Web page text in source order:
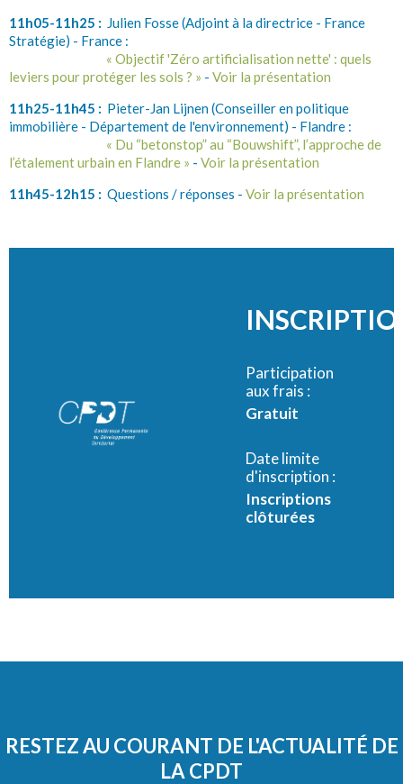
11h05-11h25 : Julien Fosse (Adjoint à la directrice - France
Stratégie) - France :
« Objectif 'Zéro artificialisation nette' : quels
leviers pour protéger les sols ? » - Voir la présentation
11h25-11h45 : Pieter-Jan Lijnen (Conseiller en politique
immobilière - Département de l'environnement) - Flandre :
« Du “betonstop” au “Bouwshift”, l’approche de
l’étalement urbain en Flandre » - Voir la présentation
11h45-12h15 : Questions / réponses - Voir la présentation
Participation
aux frais :
Gratuit
Date limite
d'inscription :
Inscriptions
clôturées
RESTEZ AU COURANT DE L'ACTUALITÉ DE
LA CPDT